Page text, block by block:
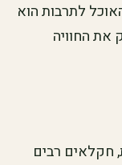
לתרבות הוא
את החוויה
חקלאים רבים